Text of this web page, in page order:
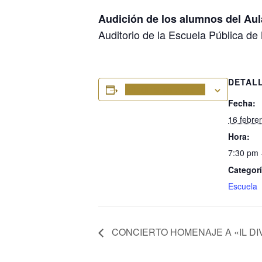
Audición de los alumnos del
Auditorio de la Escuela Pública
Fecha:
16
Hora:
7:30 pm
Escuela
CONCIERTO HOMENAJE A «IL